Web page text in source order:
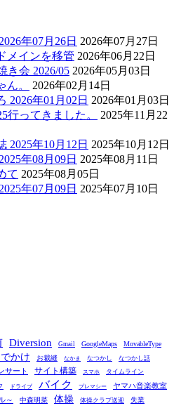
年07月26日 2026年07月27日
メインを移管 2026年06月22日
き会 2026/05 2026年05月03日
ん。
2026年02月14日
2026年01月02日 2026年01月03日
行ってきました。
2025年11月22
2025年10月12日 2025年10月12日
年08月09日 2025年08月11日
て 2025年08月05日
年07月09日 2025年07月10日
Diversion Gmail GoogleMaps
MovableType
かけ お裁縫 なかま なつかし なつかし話
サート サイト構築 スマホ タイムライン
ドライブ バイク プレマシー ヤマハ音楽教室
～ 中森明菜 体操 体操クラブ送迎 失業